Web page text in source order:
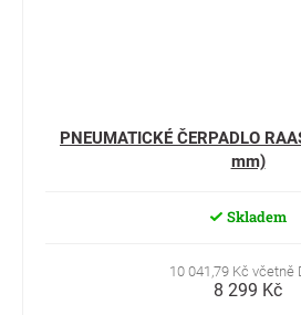
PNEUMATICKÉ ČERPADLO
mm)
Skladem
10 041,79 Kč včetně
8 299 Kč